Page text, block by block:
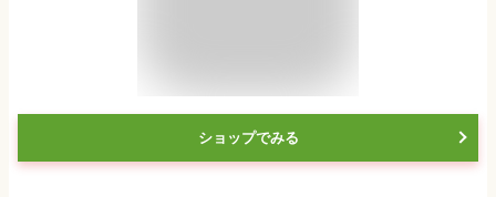
ショップでみる